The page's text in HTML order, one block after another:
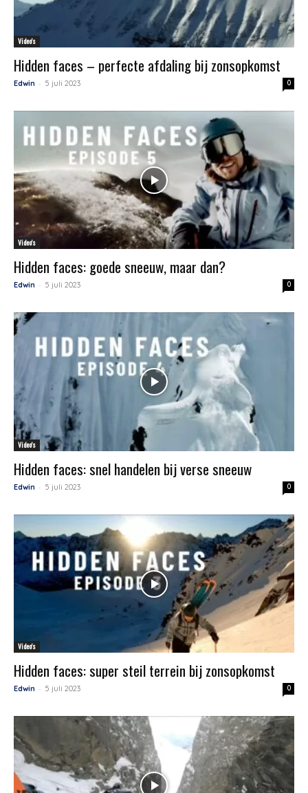
Video's
Hidden faces – perfecte afdaling bij zonsopkomst
Edwin - 5 juli 2023 0
Video's
Hidden faces: goede sneeuw, maar dan?
Edwin - 5 juli 2023 0
Video's
Hidden faces: snel handelen bij verse sneeuw
Edwin - 5 juli 2023 0
Video's
Hidden faces: super steil terrein bij zonsopkomst
Edwin - 5 juli 2023 0